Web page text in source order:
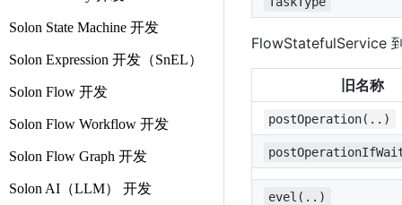
Solon State Machine 开发
Solon Expression 开发（SnEL）
Solon Flow 开发
Solon Flow Workflow 开发
Solon Flow Graph 开发
Solon AI（LLM） 开发
FlowStatefulService
旧名称
postOperation(..)
evel(..)